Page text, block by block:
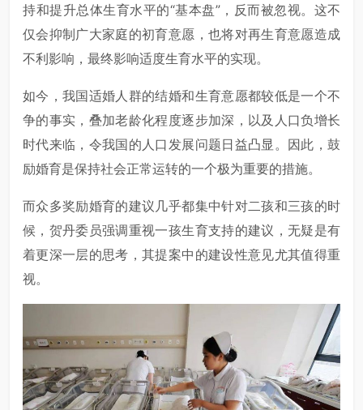
持和提升总体生育水平的“基本盘”，反而被忽视。这不
仅会抑制广大家庭的初育意愿，也将对再生育意愿造成
不利影响，最终影响适度生育水平的实现。
如今，我国适婚人群的结婚和生育意愿都较低是一个不
争的事实，叠加老龄化程度逐步加深，以及人口负增长
时代来临，令我国的人口发展问题日益凸显。因此，鼓
励婚育是保持社会正常运转的一个极为重要的措施。
而众多奖励婚育的建议几乎都集中针对二孩和三孩的时
候，贺丹委员强调重视一孩生育支持的建议，无疑是有
着更深一层的思考，其提案中的建设性意见尤其值得重
视。